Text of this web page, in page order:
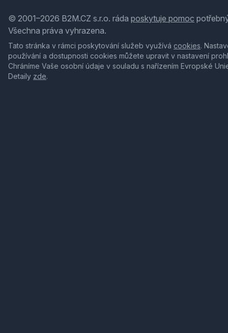
© 2001–2026 B2M.CZ s.r.o. ráda poskytuje pomoc
Všechna práva vyhrazena.
Tato stránka v rámci poskytování služeb využívá cookies.
používání a dostupnosti cookies můžete upravit v nastavení
Chráníme Vaše osobní údaje v souladu s nařízením Evropské
Detaily zde.